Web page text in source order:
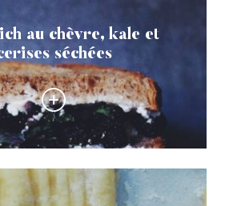
au chèvre, kale et
séchées